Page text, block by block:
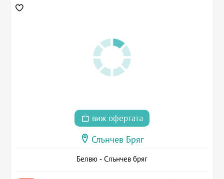
виж офертата
Слънчев Бряг
Белвю - Слънчев бряг